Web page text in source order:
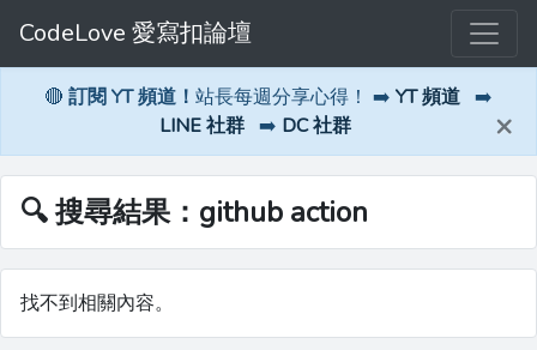
CodeLove 愛寫扣論壇
🔴 訂閱 YT 頻道！ 站長每週分享心得！ ➡️ YT 頻道 ➡️
LINE 社群 ➡️ DC 社群 ×
🔍 搜尋結果：github action
找不到相關內容。